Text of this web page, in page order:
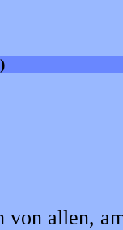
von allen,